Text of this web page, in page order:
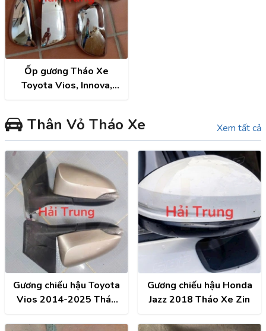
Ốp gương Tháo Xe
Toyota Vios, Innova,
Thân Vỏ Tháo Xe Xem tất cả
Gương chiếu hậu Toyota
Vios 2014-2025 Tháo
Gương chiếu hậu Honda
Jazz 2018 Tháo Xe Zin